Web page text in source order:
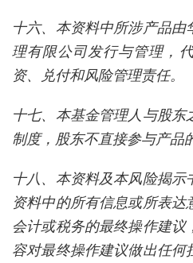
十六、本资料中所涉产品
理有限公司发行与管理，
资、兑付和风险管理责任。
十七、本基金管理人与股
制度，股东不直接参与产品
十八、本资料及本风险揭示
资料中的所有信息或所表达
会计或税务的最终操作建
容对最终操作建议做出任